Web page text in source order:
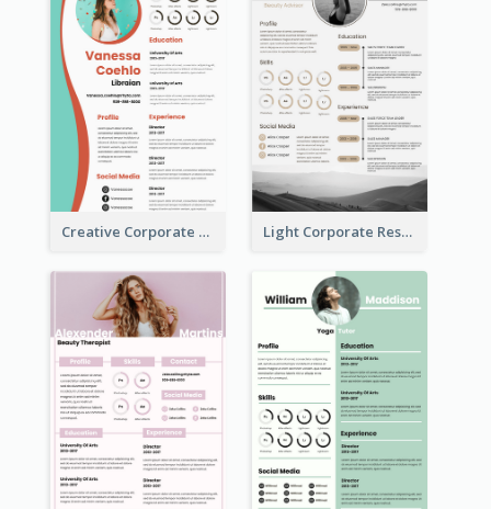
Creative Corporate Teal Resume Light Corporate Resume